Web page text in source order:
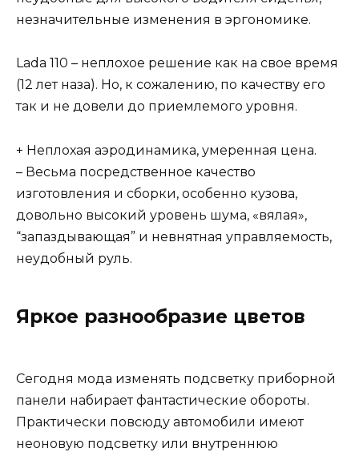
незначительные изменения в эргономике.
Lada 110 – неплохое решение как на свое время
(12 лет наза). Но, к сожалению, по качеству его
так и не довели до приемлемого уровня.
+ Неплохая аэродинамика, умеренная цена.
– Весьма посредственное качество
изготовления и сборки, особенно кузова,
довольно высокий уровень шума, «вялая»,
“запаздывающая” и невнятная управляемость,
неудобный руль.
Яркое разнообразие цветов
Сегодня мода изменять подсветку приборной
панели набирает фантастические обороты.
Практически повсюду автомобили имеют
неоновую подсветку или внутреннюю